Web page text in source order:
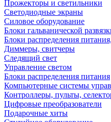
Прожекторы и светильники
Светодиодные экраны
Силовое оборудование
Блоки гальванической
Блоки распределения
Диммеры, свитчеры
Следящий свет
Управление светом
Блоки распределения питания
Компьютерные системы
Контроллеры, пульты,
Цифровые преобразователи
Подарочные хиты